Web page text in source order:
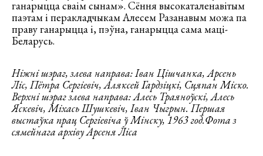
ганарыцца сваім сынам». Сёння высокаталенавітым
паэтам і перакладчыкам Алесем Разанавым можа па
праву ганарыцца і, пэўна, ганарыцца сама маці-
Беларусь.
Ніжні шэраг, злева направа: Іван Цішчанка, Арсень
Ліс, Пётра Сергіевіч, Аляксей Гардзіцкі, Сцяпан Міско.
Верхні шэраг злева направа:Алесь Траяноўскі, Алесь
Яскевіч, Міхась Шушкевіч, Іван Чыгрын.Першая
выстаўка прац Сергіевіча ў Мінску, 1963 год.Фота з
сямейнага архіву Арсеня Ліса